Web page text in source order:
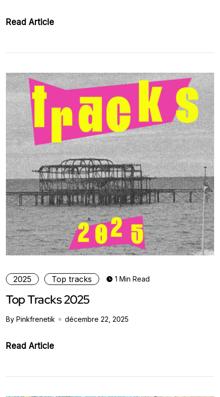
Read Article
2025 Top tracks 1 Min Read
Top Tracks 2025
By Pinkfrenetik décembre 22, 2025
Read Article